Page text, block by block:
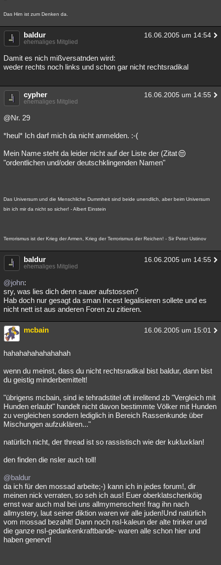
Das Hirn ist zum Denken da.
baldur 16.06.2005 um 14:54
ehemaliges Mitglied
Damit es nich mißversatnden wird:
weder rechts noch links und schon gar nicht rechtsradikal
cypher 16.06.2005 um 14:55
ehemaliges Mitglied
@Nr. 29
*heul* Ich darf mich da nicht anmelden. :-(
Mein Name steht da leider nicht auf der Liste der (Zitat
"ordentlichen und/oder deutschklingenden Namen"
Das Universum und die Menschliche Dummheit sind beide unendlich, aber beim Universum
bin ich mir da nicht so sicher! - Albert Einstein
Terrorismus ist der Krieg der Armen, Krieg der Terrorismus der Reichen! - Sir Peter Ustinov
baldur 16.06.2005 um 14:55
ehemaliges Mitglied
@john:
sry, was lies dich denn sauer aufstossen?
Hab doch nur gesagt da sman Incest legalisieren sollete und es
nicht nett ist aus anderen Foren zu zitieren.
mcbain 16.06.2005 um 15:01
hahahahahahahahah
wenn du meinst, dass du nicht rechtsradikal bist baldur, dann bist
du geistig minderbemittelt!
"übrigens mcbain, sind ie tehradstitel oft irrelitend zb "Vergleich mit
Hunden erlaubt" handelt nicht davon bestimmte Völker mit Hunden
zu vergleichen sondern lediglich in Bereich Rassenkunde über
Mischungen aufzuklären..."
natürlich nicht, der thread ist so rassistisch wie der kukluxklan!
den finden die nsler auch toll!
@baldur
da ich für den mossad arbeite;-) kann ich in jedes forum!, dir
meinen nick verraten, so seh ich aus! Euer oberklatschenköig
ernst war auch mal bei uns allmymenschen! frag ihn nach
allmystery, laut seiner diktion waren wir alle juden!Und natürlich
vom mossad bezahlt! Dann noch nsl-kaleun der alte trinker und
die ganze nsl-gedankenkraftbande- waren alle schon hier und
haben genervt!